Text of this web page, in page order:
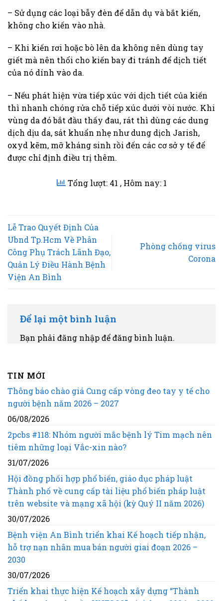
– Sử dụng các loại bẫy đèn để dẫn dụ và bắt kiến,
không cho kiến vào nhà.
– Khi kiến rơi hoặc bò lên da không nên dùng tay
giết mà nên thổi cho kiến bay đi tránh để dịch tiết
của nó dính vào da.
– Nếu phát hiện vừa tiếp xúc với dịch tiết của kiến
thì nhanh chóng rửa chỗ tiếp xúc dưới vòi nước. Khi
vùng da đó bắt đầu thấy đau, rát thì dùng các dung
dịch dịu da, sát khuẩn nhẹ như dung dịch Jarish,
oxyd kẽm, mỡ kháng sinh rồi đến các cơ sở y tế để
được chỉ định điều trị thêm.
Tổng lượt: 41 , Hôm nay: 1
Lễ Trao Quyết Định Của
Ubnd Tp.Hcm Về Phân
Công Phụ Trách Lãnh Đạo,
Quản Lý Điều Hành Bệnh
Viện An Bình
Phòng chống virus
Corona
Để lại một bình luận
Bạn phải đăng nhập để đăng bình luận.
TIN MỚI
Thông báo chào giá Cung cấp vòng đeo tay y tế cho
người bệnh năm 2026 – 2027
06/08/2026
2pcbs #118: Nhóm người mắc bệnh lý Tim mạch nên
tiêm những loại Vắc-xin nào?
31/07/2026
Hội đồng phối hợp phổ biến, giáo dục pháp luật
Thành phố về cung cấp tài liệu phổ biến pháp luật
trên website và mạng xã hội (kỳ Quý II năm 2026)
30/07/2026
Bệnh viện An Bình triển khai Kế hoạch tiếp nhận,
hỗ trợ nạn nhân mua bán người giai đoạn 2026 –
2030
30/07/2026
Triển khai thực hiện Kế hoạch xây dựng “Thành